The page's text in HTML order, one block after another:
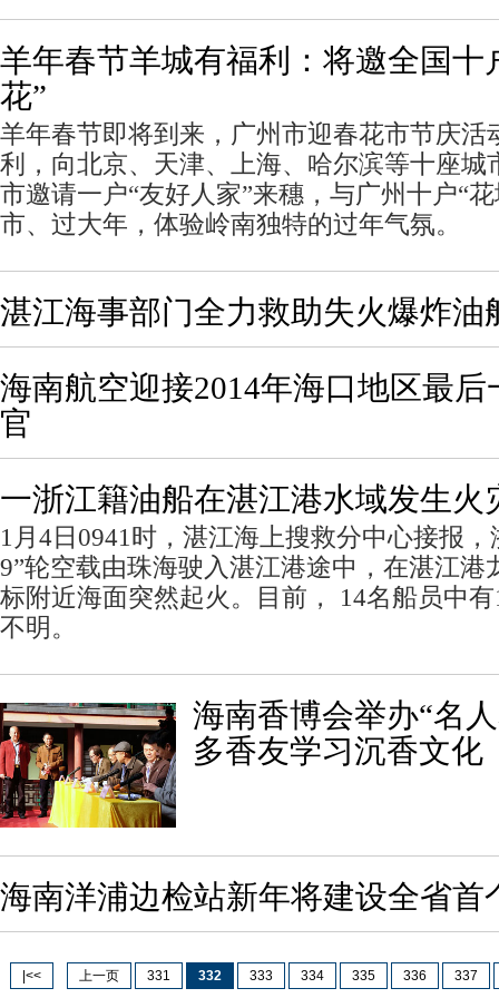
羊年春节羊城有福利：将邀全国十
花”
羊年春节即将到来，广州市迎春花市节庆活
利，向北京、天津、上海、哈尔滨等十座城
市邀请一户“友好人家”来穗，与广州十户“
市、过大年，体验岭南独特的过年气氛。
湛江海事部门全力救助失火爆炸油
海南航空迎接2014年海口地区最
官
一浙江籍油船在湛江港水域发生火
1月4日0941时，湛江海上搜救分中心接报
9”轮空载由珠海驶入湛江港途中，在湛江
标附近海面突然起火。目前， 14名船员中
不明。
海南香博会举办“名
多香友学习沉香文化
海南洋浦边检站新年将建设全省首
|<< 上一页 331 332 333 334 335 336 337